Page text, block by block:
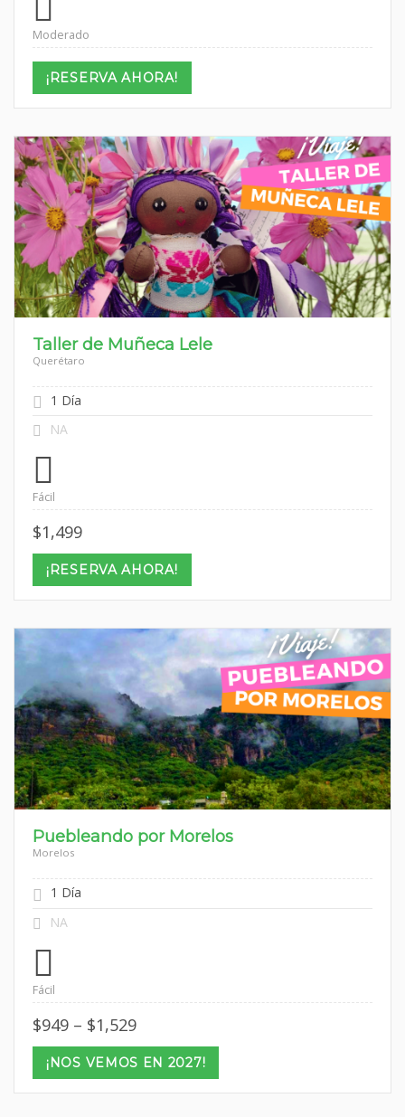
Moderado
¡RESERVA AHORA!
Taller de Muñeca Lele
Querétaro
1 Día
NA
Fácil
$1,499
¡RESERVA AHORA!
Puebleando por Morelos
Morelos
1 Día
NA
Fácil
$949 – $1,529Price
$949
through
$1,529
¡NOS VEMOS EN 2027!